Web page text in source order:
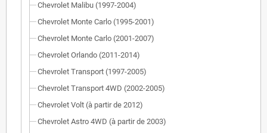
Chevrolet Malibu (1997-2004)
Chevrolet Monte Carlo (1995-2001)
Chevrolet Monte Carlo (2001-2007)
Chevrolet Orlando (2011-2014)
Chevrolet Transport (1997-2005)
Chevrolet Transport 4WD (2002-2005)
Chevrolet Volt (à partir de 2012)
Chevrolet Astro 4WD (à partir de 2003)